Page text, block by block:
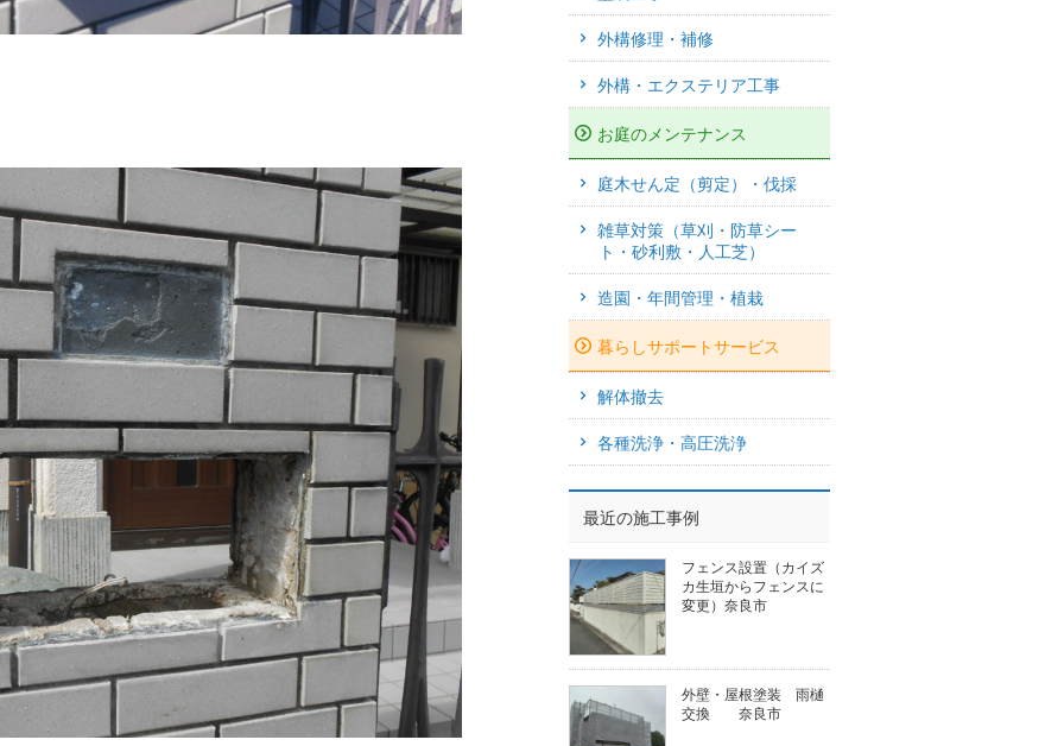
外構修理・補修
外構・エクステリア工事
お庭のメンテナンス
庭木せん定（剪定）・伐採
雑草対策（草刈・防草シー
ト・砂利敷・人工芝）
造園・年間管理・植栽
暮らしサポートサービス
解体撤去
各種洗浄・高圧洗浄
最近の施工事例
フェンス設置（カイズ
カ生垣からフェンスに
変更）奈良市
外壁・屋根塗装 雨樋
交換 奈良市